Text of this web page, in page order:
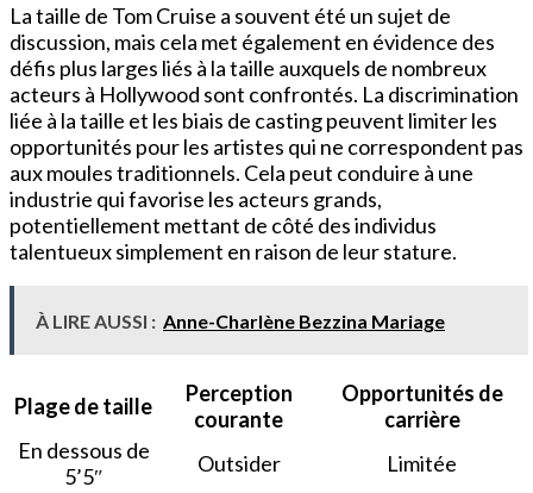
La taille de Tom Cruise a souvent été un sujet de
discussion, mais cela met également en évidence des
défis plus larges liés à la taille auxquels de nombreux
acteurs à Hollywood sont confrontés. La discrimination
liée à la taille et les biais de casting peuvent limiter les
opportunités pour les artistes qui ne correspondent pas
aux moules traditionnels. Cela peut conduire à une
industrie qui favorise les acteurs grands,
potentiellement mettant de côté des individus
talentueux simplement en raison de leur stature.
À LIRE AUSSI : Anne-Charlène Bezzina Mariage
Plage de taille
Perception
courante
Opportunités de
carrière
En dessous de
5’5″
Outsider
Limitée